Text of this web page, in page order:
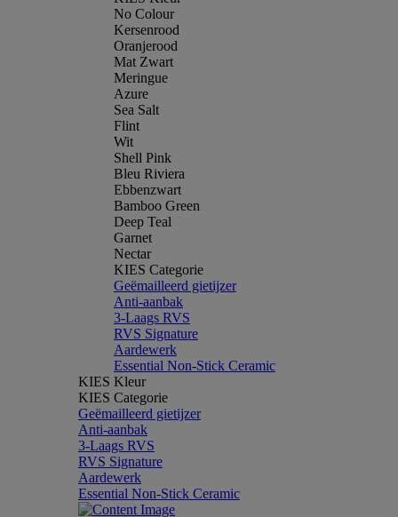
No Colour
Kersenrood
Oranjerood
Mat Zwart
Meringue
Azure
Sea Salt
Flint
Wit
Shell Pink
Bleu Riviera
Ebbenzwart
Bamboo Green
Deep Teal
Garnet
Nectar
KIES Categorie
Geëmailleerd gietijzer
Anti-aanbak
3-Laags RVS
RVS Signature
Aardewerk
Essential Non-Stick Ceramic
KIES Kleur
KIES Categorie
Geëmailleerd gietijzer
Anti-aanbak
3-Laags RVS
RVS Signature
Aardewerk
Essential Non-Stick Ceramic